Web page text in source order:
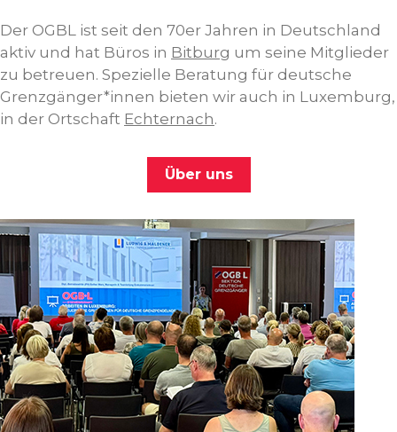
Der OGBL ist seit den 70er Jahren in Deutschland
aktiv und hat Büros in Bitburg um seine Mitglieder
zu betreuen. Spezielle Beratung für deutsche
Grenzgänger*innen bieten wir auch in Luxemburg,
in der Ortschaft Echternach.
Über uns